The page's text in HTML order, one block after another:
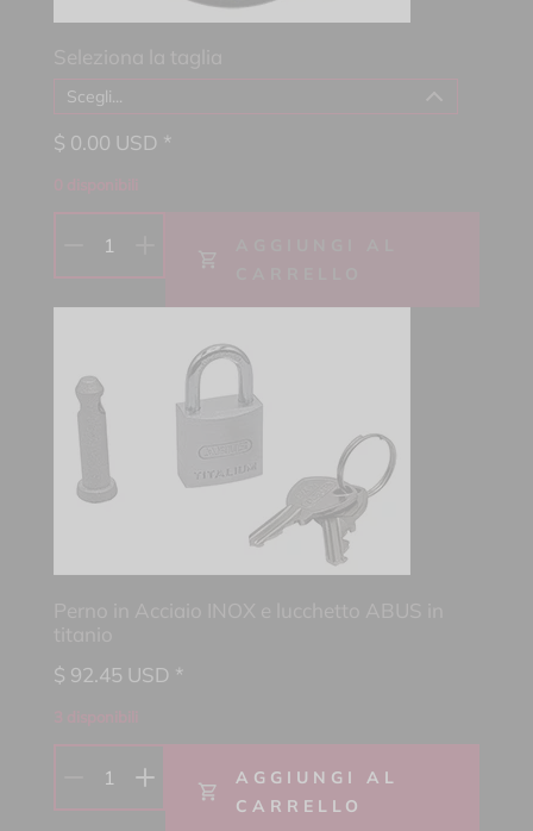
Scegli...
$ 0.00 USD *
1
$ 92.45 USD *
1
AGGIUNGI AL
CARRELLO